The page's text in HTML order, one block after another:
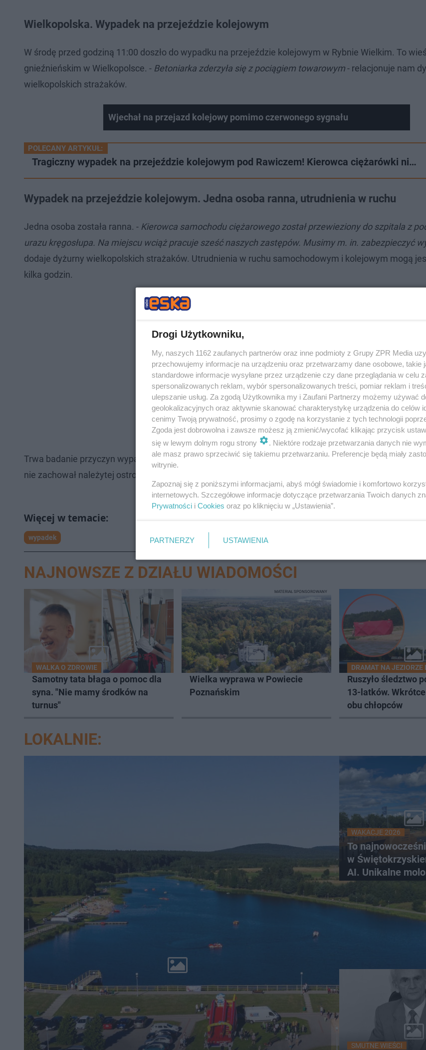
Wielkopolska. Wypadek na przejeździe kolejowym
W środę przed godziną 11:00 doszło do wypadku na przejeździe kolejowym w Rybnie Wielkim. To
gnieźnieńskim w Wielkopolsce. - Betoniarka zderzyła się z pociągiem towarowym- relacjonuje nam
wielkopolskich strażaków.
Wjechał na przejazd kolejowy pomimo czerwonego sygnału
POLECANY ARTYKUŁ:
Tragiczny wypadek na przejeździe kolejowym pod Rawiczem! Kierowca ciężarówki ni…
Wypadek na przejeździe kolejowym. Jedna osoba ranna, utrudnienia w ruchu
Jedna osoba została ranna. - Kierowca samochodu ciężarowego został przewieziony do szpitala z
urazu kręgosłupa. Na miejscu wciąż pracuje sześć naszych zastępów. Musimy m. in. zabezpieczyć
dodaje dyżurny wielkopolskich strażaków. Utrudnienia w ruchu samochodowym i kolejowym mogą
kilka godzin.
Trwa badanie przyczyn wypadku. Według aktualnych, nieoficjalnych informacji zawinić miał
nie zachował należytej ostrożności.
wypadek
NAJNOWSZE Z DZIAŁU WIADOMOŚCI
WALKA O ZDROWIE
Samotny tata błaga o pomoc dla
syna. "Nie mamy środków na
turnus"
Wielka wyprawa w Powiecie
Poznańskim
MATERIAŁ SPONSOROWANY
DRAMAT NA JEZIORZE
Ruszyło śledztwo
13-latków.
obu chłopców
LOKALNIE:
WAKACJE 2026
To
w
AI. Unikalne
promenada
SMUTNE WIEŚCI
Drogi Użytkowniku,
My, naszych 1162 zaufanych partnerów oraz inne podmioty z Grupy ZPR Media
przechowujemy informacje na urządzeniu oraz przetwarzamy dane osobowe, takie
standardowe informacje wysyłane przez urządzenie czy dane przeglądania w celu
spersonalizowanych reklam, wybór spersonalizowanych treści, pomiar reklam i
ulepszanie usług. Za zgodą Użytkownika my i Zaufani Partnerzy możemy używać
geolokalizacyjnych oraz aktywnie skanować charakterystykę urządzenia do celów
cenimy Twoją prywatność, prosimy o zgodę na korzystanie z tych technologii
Zgoda jest dobrowolna i zawsze możesz ją zmienić/wycofać klikając przycisk
się w lewym dolnym rogu strony
. Niektóre rodzaje przetwarzania danych nie
ale masz prawo sprzeciwić się takiemu przetwarzaniu. Preferencje będą miały
witrynie.
Zapoznaj się z poniższymi informacjami, abyś mógł świadomie i komfortowo
internetowych. Szczegółowe informacje dotyczące przetwarzania Twoich danych
Prywatności i Cookies oraz po kliknięciu w „Ustawienia”.
PARTNERZY USTAWIENIA